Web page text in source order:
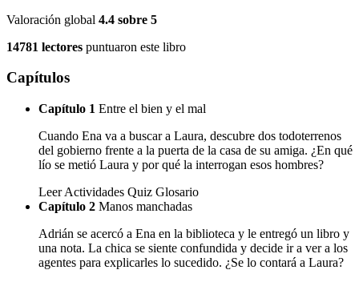
Valoración global 4.4 sobre 5
14781 lectores puntuaron este libro
Capítulos
Capítulo 1 Entre el bien y el mal
Cuando Ena va a buscar a Laura, descubre dos todoterrenos
del gobierno frente a la puerta de la casa de su amiga. ¿En qué
lío se metió Laura y por qué la interrogan esos hombres?
Leer Actividades Quiz Glosario
Capítulo 2 Manos manchadas
Adrián se acercó a Ena en la biblioteca y le entregó un libro y
una nota. La chica se siente confundida y decide ir a ver a los
agentes para explicarles lo sucedido. ¿Se lo contará a Laura?